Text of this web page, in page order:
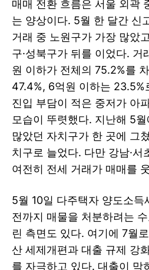
매매 전환 흐름은 서울 외곽
는 양상이다. 5월 한 달간 신
거래 중 노원구가 가장 많았
구·성북구가 뒤를 이었다. 거
원 이하가 전체의 75.2%를
47.4%, 6억원 이하는 23.5%
진입 부담이 적은 중저가 아
모습이 뚜렷했다. 지난해 5
많았던 자치구가 한 곳에 그
치구로 늘었다. 다만 강남·서
여전히 전세 거래가 매매를
5월 10일 다주택자 양도소득
전까지 매물을 처분하려는
린 측면도 있다. 여기에 7월
산 세제개편과 대출 규제 강
를 자극하고 있다. 대출이 막